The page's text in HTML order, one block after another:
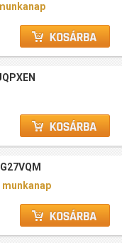
munkanap